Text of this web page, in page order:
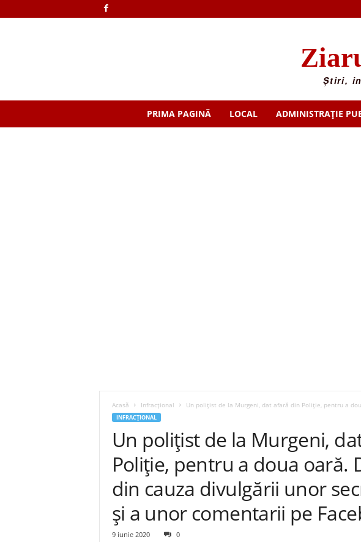
Știri,
PRIMA PAGINĂ LOCAL ADMINISTRAȚIE
Acasă Infracțional Un polițist de la Murgeni, dat afară din Poliție, pentru a
INFRACȚIONAL
Un polițist de la Murgeni,
Poliție, pentru a doua oară.
din cauza divulgării unor
și a unor comentarii pe
9 iunie 2020 0